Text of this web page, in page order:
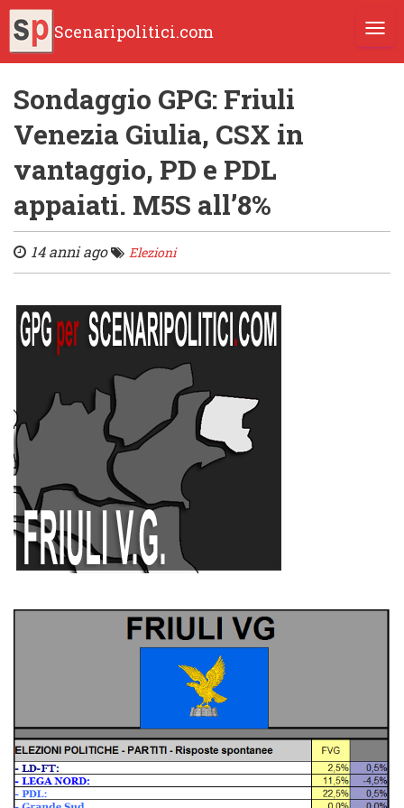
Scenaripolitici.com
Sondaggio GPG: Friuli
Venezia Giulia, CSX in
vantaggio, PD e PDL
appaiati. M5S all’8%
14 anni ago Elezioni